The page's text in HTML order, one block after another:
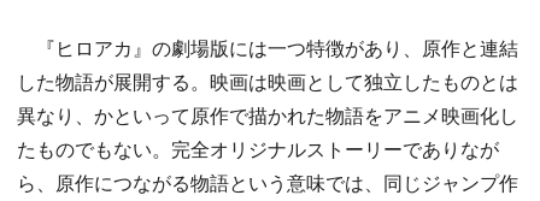
『ヒロアカ』の劇場版には一つ特徴があり、原作と連結
した物語が展開する。映画は映画として独立したものとは
異なり、かといって原作で描かれた物語をアニメ映画化し
たものでもない。完全オリジナルストーリーでありなが
ら、原作につながる物語という意味では、同じジャンプ作